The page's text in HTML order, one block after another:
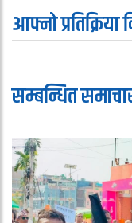
आफ्नो प्रतिक्रिया
सम्बन्धित